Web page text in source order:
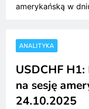
amerykańską w
ANALITYKA
USDCHF
na sesję
24.10.2025